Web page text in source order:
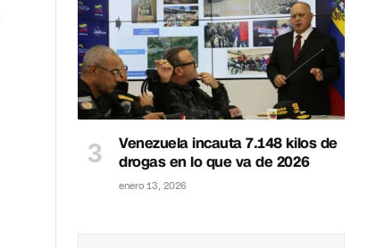
Venezuela incauta 7.148 kilos de
drogas en lo que va de 2026
enero 13, 2026